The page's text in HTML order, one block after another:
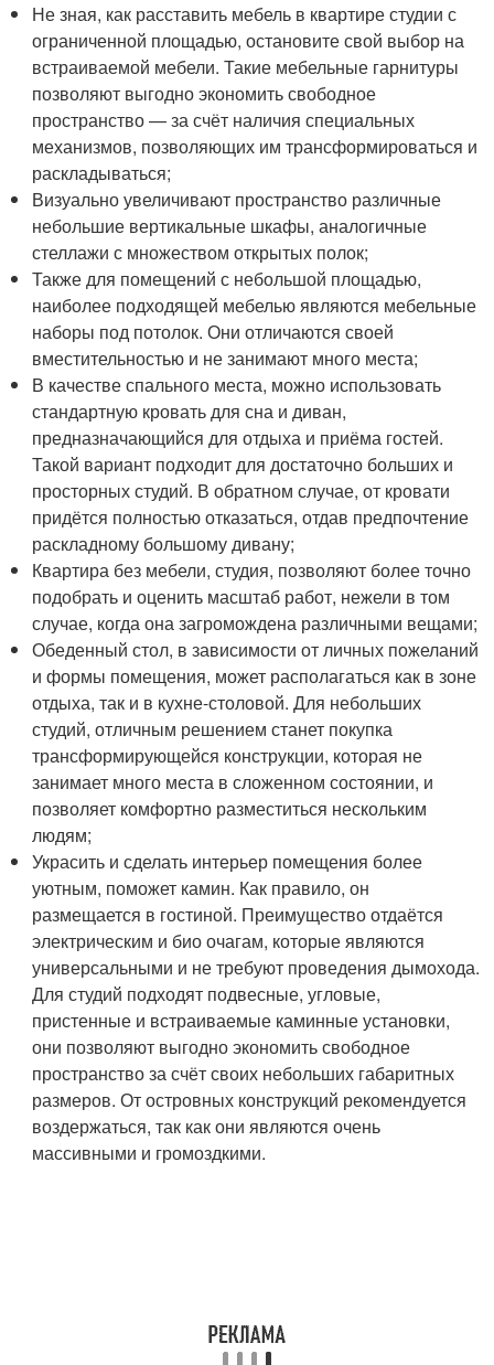
Не зная, как расставить мебель в квартире студии с
ограниченной площадью, остановите свой выбор на
встраиваемой мебели. Такие мебельные гарнитуры
позволяют выгодно экономить свободное
пространство — за счёт наличия специальных
механизмов, позволяющих им трансформироваться и
раскладываться;
Визуально увеличивают пространство различные
небольшие вертикальные шкафы, аналогичные
стеллажи с множеством открытых полок;
Также для помещений с небольшой площадью,
наиболее подходящей мебелью являются мебельные
наборы под потолок. Они отличаются своей
вместительностью и не занимают много места;
В качестве спального места, можно использовать
стандартную кровать для сна и диван,
предназначающийся для отдыха и приёма гостей.
Такой вариант подходит для достаточно больших и
просторных студий. В обратном случае, от кровати
придётся полностью отказаться, отдав предпочтение
раскладному большому дивану;
Квартира без мебели, студия, позволяют более точно
подобрать и оценить масштаб работ, нежели в том
случае, когда она загромождена различными вещами;
Обеденный стол, в зависимости от личных пожеланий
и формы помещения, может располагаться как в зоне
отдыха, так и в кухне-столовой. Для небольших
студий, отличным решением станет покупка
трансформирующейся конструкции, которая не
занимает много места в сложенном состоянии, и
позволяет комфортно разместиться нескольким
людям;
Украсить и сделать интерьер помещения более
уютным, поможет камин. Как правило, он
размещается в гостиной. Преимущество отдаётся
электрическим и био очагам, которые являются
универсальными и не требуют проведения дымохода.
Для студий подходят подвесные, угловые,
пристенные и встраиваемые каминные установки,
они позволяют выгодно экономить свободное
пространство за счёт своих небольших габаритных
размеров. От островных конструкций рекомендуется
воздержаться, так как они являются очень
массивными и громоздкими.